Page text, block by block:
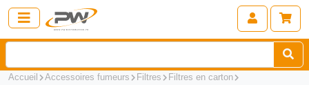
Accueil Accessoires fumeurs Filtres
Filtres en carton